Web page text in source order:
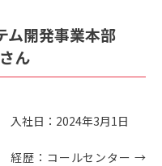
ム開発事業本部
ん
入社日：2024年3月1日
経歴：コールセンター →